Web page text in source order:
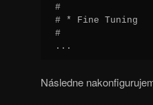
#
# * Fine Tuning
#
...
Následne